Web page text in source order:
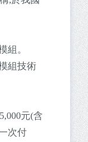
組。
組技術
元(含
次付